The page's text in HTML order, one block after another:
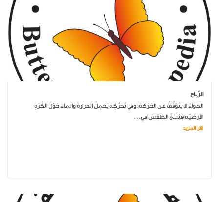
الرّياح
الهواءُ لا يتوَقَّفُ عن الحَرَكة، وفي تحرُّكِه يَحمِلُ الحرارةَ والماءَ حَوْلَ الكُرَةِ
الأرضيَّة فيُنْتِجُ الطقسَ في...
اقرأ المزيد